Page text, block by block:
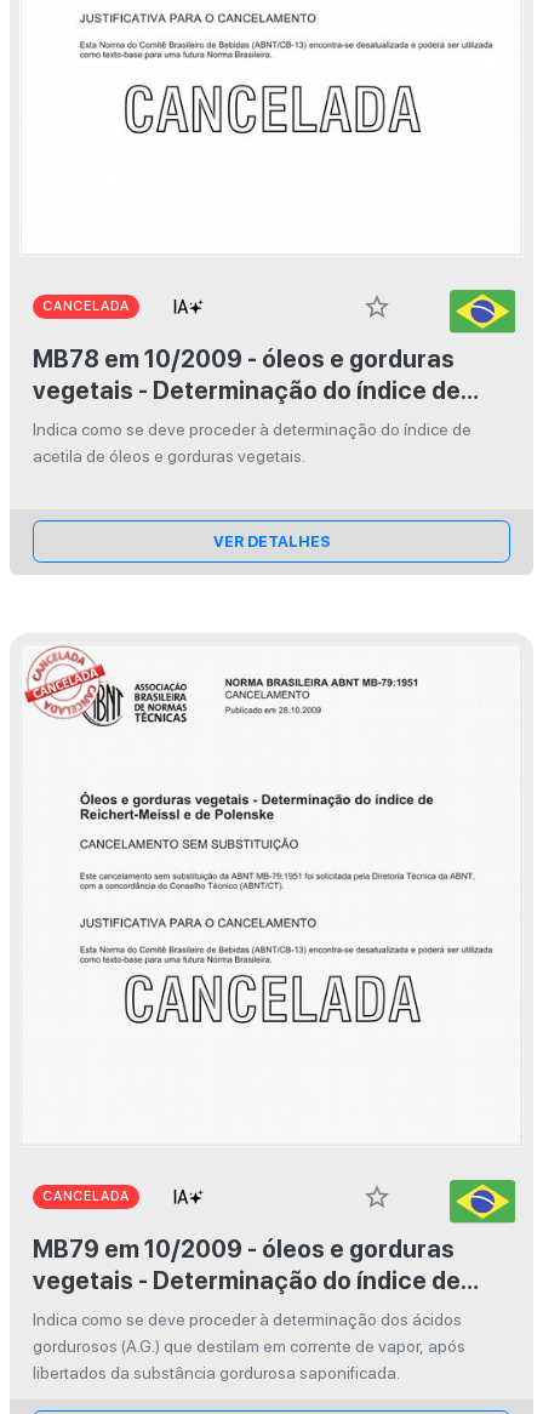
CANCELADA
star_border
MB78 em 10/2009 - óleos e gorduras
vegetais - Determinação do índice de
acetila
Indica como se deve proceder à determinação do índice de
acetila de óleos e gorduras vegetais.
VER DETALHES
CANCELADA
star_border
MB79 em 10/2009 - óleos e gorduras
vegetais - Determinação do índice de
Reichert-Meissl e de Polenske
Indica como se deve proceder à determinação dos ácidos
gordurosos (A.G.) que destilam em corrente de vapor, após
libertados da substância gordurosa saponificada.